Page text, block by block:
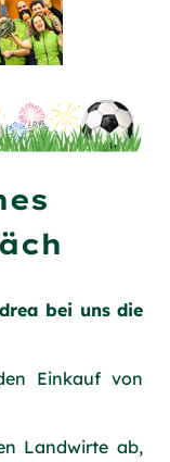
bei uns die
Einkauf von
Landwirte ab,